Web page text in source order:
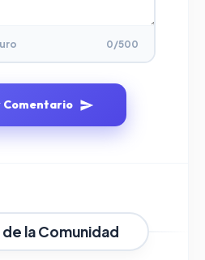
0/500
Comentario
la Comunidad